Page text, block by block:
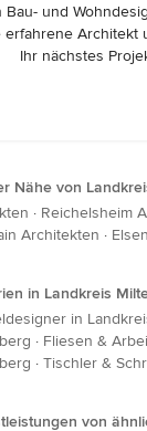
Bau- und
erfahrene Architekt
Ihr nächstes
Nähe von
· Reichelsheim
Architekten ·
in Landkreis
in
· Fliesen &
· Tischler &
von